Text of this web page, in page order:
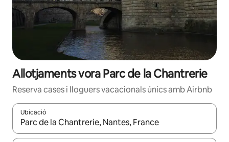
Allotjaments vora Parc de la Chantrerie
Reserva cases i lloguers vacacionals únics amb Airbnb
Ubicació
Quan els resultats estiguin disponibles, podràs navegar-hi a